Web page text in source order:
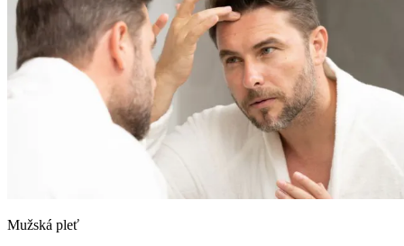
Mužská pleť